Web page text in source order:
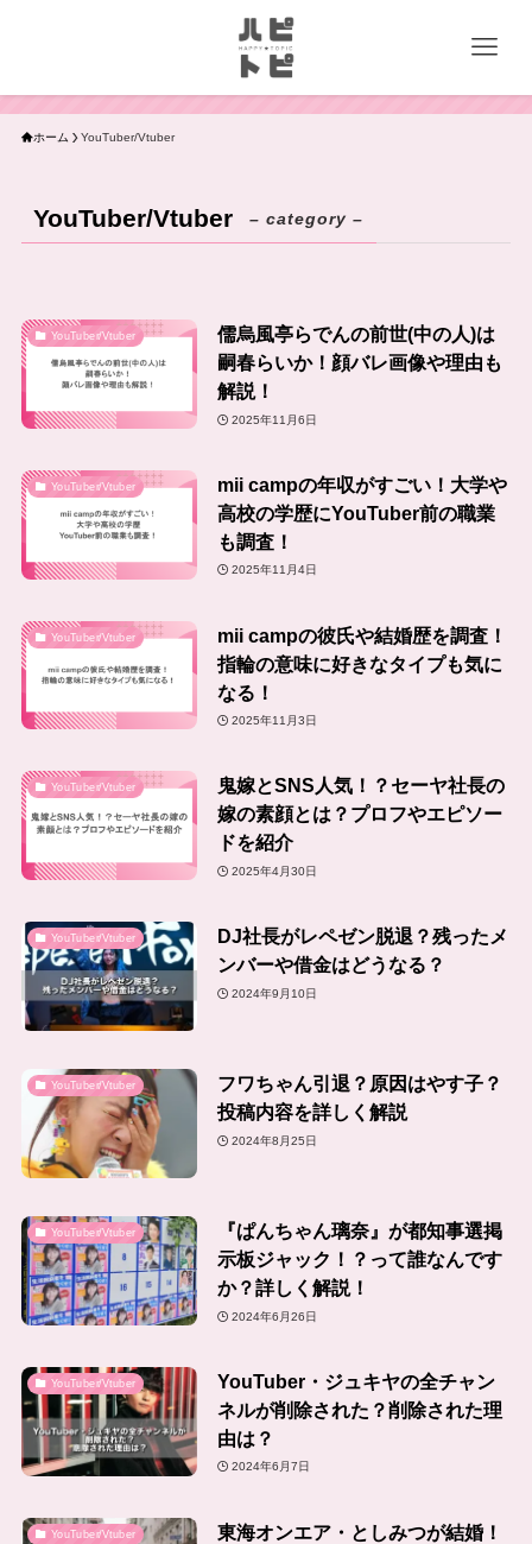
ホーム YouTuber/Vtuber
YouTuber/Vtuber – category –
YouTuber/Vtuber
儒烏風亭らでんの前世(中の人)は
嗣春らいか！顔バレ画像や理由も
解説！
2025年11月6日
YouTuber/Vtuber
mii campの年収がすごい！大学や
高校の学歴にYouTuber前の職業
も調査！
2025年11月4日
YouTuber/Vtuber
mii campの彼氏や結婚歴を調査！
指輪の意味に好きなタイプも気に
なる！
2025年11月3日
YouTuber/Vtuber
鬼嫁とSNS人気！？セーヤ社長の
嫁の素顔とは？プロフやエピソー
ドを紹介
2025年4月30日
YouTuber/Vtuber
DJ社長がレペゼン脱退？残ったメ
ンバーや借金はどうなる？
2024年9月10日
YouTuber/Vtuber
フワちゃん引退？原因はやす子？
投稿内容を詳しく解説
2024年8月25日
YouTuber/Vtuber
『ぱんちゃん璃奈』が都知事選掲
示板ジャック！？って誰なんです
か？詳しく解説！
2024年6月26日
YouTuber/Vtuber
YouTuber・ジュキヤの全チャン
ネルが削除された？削除された理
由は？
2024年6月7日
YouTuber/Vtuber
東海オンエア・としみつが結婚！